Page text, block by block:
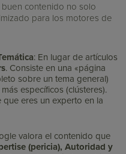
contenido no solo
para los motores de
: En lugar de artículos
. Consiste en una «página
sobre un tema general)
específicos (clústeres).
eres un experto en la
valora el contenido que
(pericia), Autoridad y